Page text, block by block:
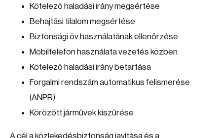
Kötelező haladási irány megsértése
Behajtási tilalom megsértése
Biztonsági öv használatának ellenőrzése
Mobiltelefon használata vezetés közben
Kötelező haladási irány betartása
Forgalmi rendszám automatikus felismerése
(ANPR)
Körözött járművek kiszűrése
A cél a közlekedésbiztonság javítása és a